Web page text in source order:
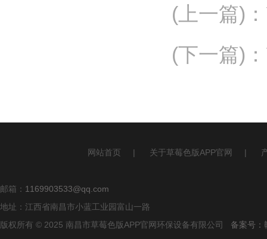
(上一篇) ：
(下一篇) ：
网站首页 | 关于草莓色版APP官网 |
邮箱： 1169903533@qq.com
地址：江西省南昌市小蓝工业园富山一路
版权所有 © 2025 南昌市草莓色版APP官网环保设备有限公司 备案号